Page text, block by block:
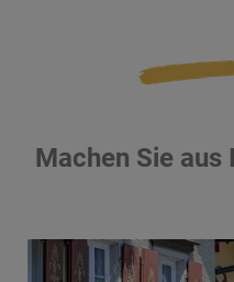
Machen Sie aus